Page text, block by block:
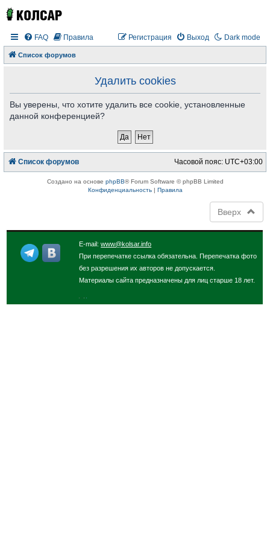
Dark mode
FAQ Правила Выход
Регистрация
Список форумов
Удалить cookies
Вы уверены, что хотите удалить все cookie, установленные
данной конференцией?
Список форумов Часовой пояс: UTC+03:00
Создано на основе phpBB® Forum Software © phpBB Limited
Конфиденциальность| Правила
Вверх
E-mail:www@kolsar.info
При перепечатке ссылка обязательна. Перепечатка фото
без разрешения их авторов не допускается.
Материалы сайта предназначены для лиц старше 18 лет.